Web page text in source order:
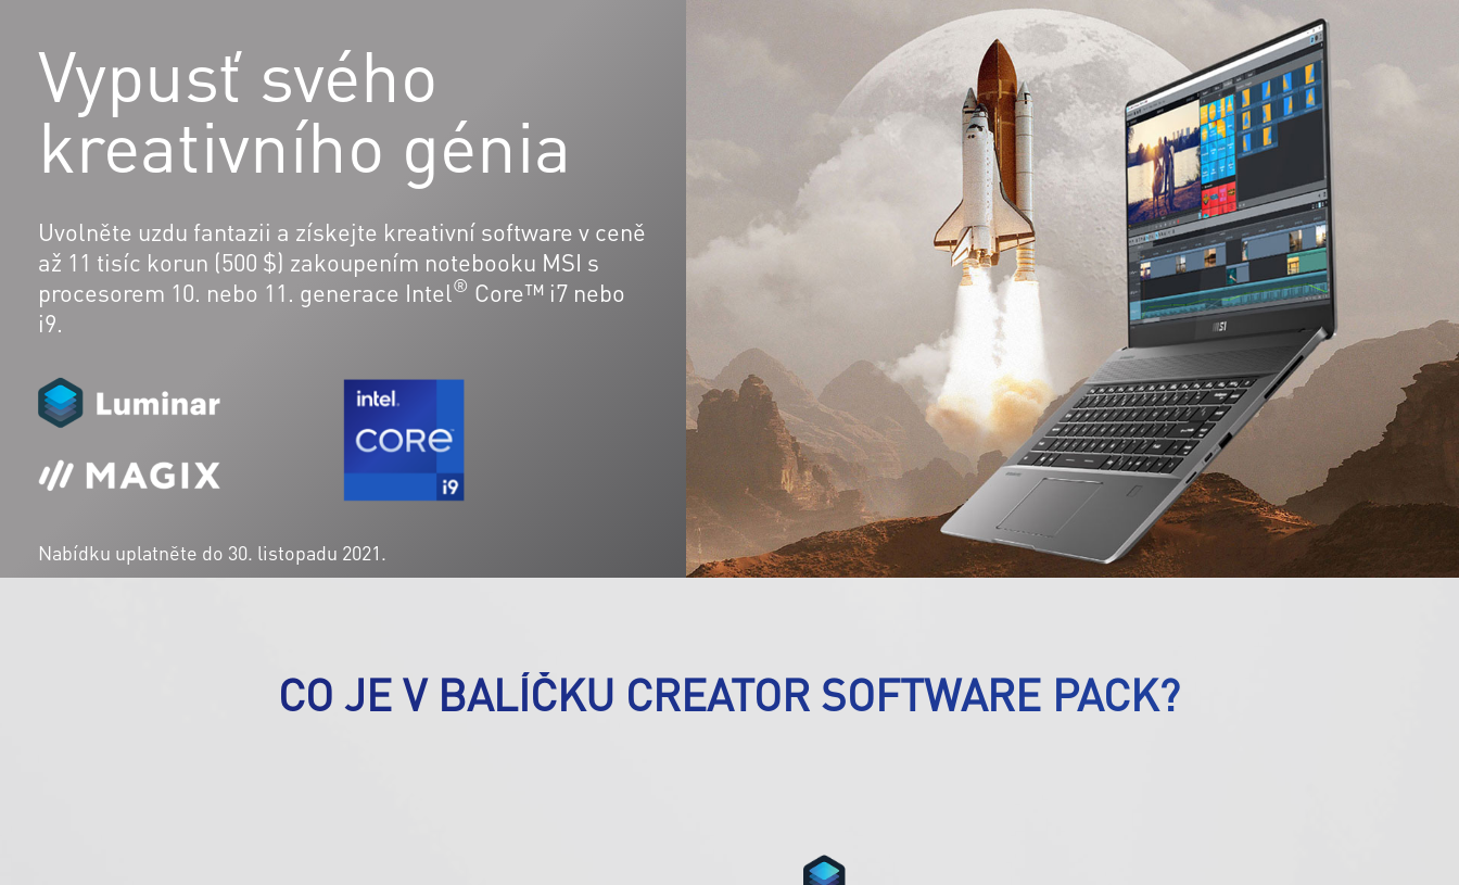
Vypusť svého
kreativního génia
Uvolněte uzdu fantazii a získejte kreativní software v ceně
až 11 tisíc korun (500 $) zakoupením notebooku MSI s
procesorem 10. nebo 11. generace Intel® Core™ i7 nebo
i9.
Nabídku uplatněte do 30. listopadu 2021.
CO JE V BALÍČKU CREATOR SOFTWARE PACK?